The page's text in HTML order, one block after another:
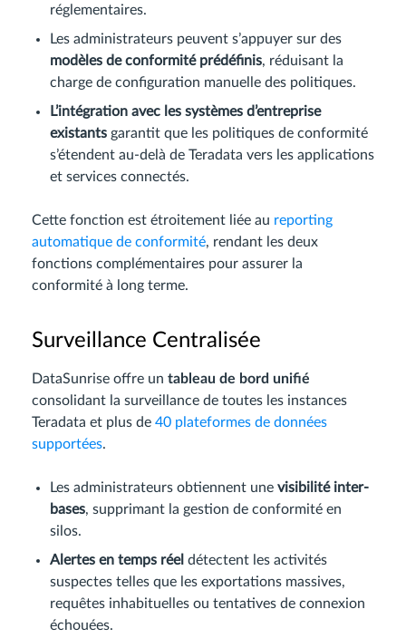
réglementaires.
Les administrateurs peuvent s’appuyer sur des
modèles de conformité prédéfinis, réduisant la
charge de configuration manuelle des politiques.
L’intégration avec les systèmes d’entreprise
existants garantit que les politiques de conformité
s’étendent au-delà de Teradata vers les applications
et services connectés.
Cette fonction est étroitement liée au reporting
automatique de conformité, rendant les deux
fonctions complémentaires pour assurer la
conformité à long terme.
Surveillance Centralisée
DataSunrise offre un tableau de bord unifié
consolidant la surveillance de toutes les instances
Teradata et plus de 40 plateformes de données
supportées.
Les administrateurs obtiennent une visibilité inter-
bases, supprimant la gestion de conformité en
silos.
Alertes en temps réel détectent les activités
suspectes telles que les exportations massives,
requêtes inhabituelles ou tentatives de connexion
échouées.